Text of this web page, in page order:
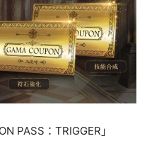
PASS：TRIGGER」